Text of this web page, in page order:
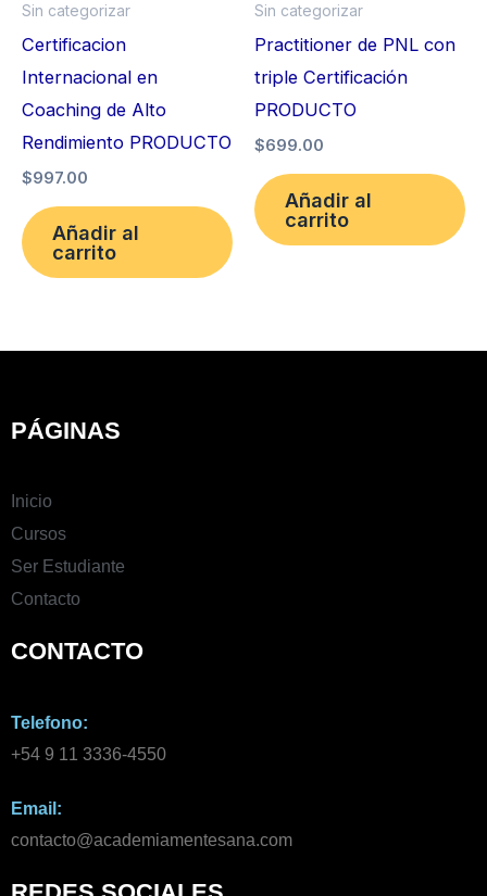
Sin categorizar
Certificacion
Internacional en
Coaching de Alto
Rendimiento PRODUCTO
$997.00
Añadir al
carrito
Sin categorizar
Practitioner de PNL con
triple Certificación
PRODUCTO
$699.00
Añadir al
carrito
PÁGINAS
Inicio
Cursos
Ser Estudiante
Contacto
CONTACTO
Telefono:
+54 9 11 3336-4550​
Email:
contacto@academiamentesana.com​